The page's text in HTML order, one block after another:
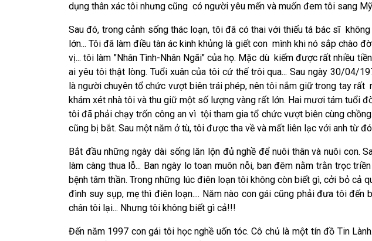
dụng thân xác tôi nhưng cũng có người yêu mến và muốn đem tôi sang
Sau đó, trong cảnh sống thác loạn, tôi đã có thai với thiếu tá bác sĩ
lớn... Tôi đã làm điều tàn ác kinh khủng là giết con mình khi nó sắp chào
vị... tôi làm "Nhân Tình-Nhân Ngãi" của họ. Mặc dù kiếm được rất nhiều
ai yêu tôi thật lòng. Tuổi xuân của tôi cứ thế trôi qua... Sau ngày 30/04/
là người chuyên tổ chức vượt biên trái phép, nên tôi nắm giữ trong tay rất
khám xét nhà tôi và thu giữ một số lượng vàng rất lớn. Hai mươi tám tuổi
tôi đã phải chạy trốn công an vì tội tham gia tổ chức vượt biên cùng
cũng bị bắt. Sau một năm ở tù, tôi được tha về và mất liên lạc với anh từ
Bắt đầu những ngày dài sống lăn lộn đủ nghề để nuôi thân và nuôi con.
làm càng thua lỗ... Ban ngày lo toan muôn nỗi, ban đêm nằm trằn trọc
bệnh tâm thần. Trong những lúc điên loạn tôi không còn biết gì, cởi bỏ cả
đình suy sụp, mẹ thì điên loạn.... Năm nào con gái cũng phải đưa tôi
chân tôi lại... Nhưng tôi không biết gì cả!!!
Đến năm 1997 con gái tôi học nghề uốn tóc. Cô chủ là một tín đồ Tin